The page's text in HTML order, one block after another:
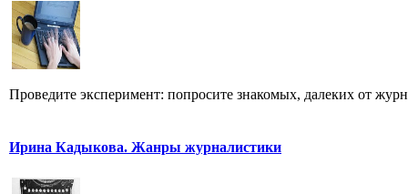
Проведите эксперимент: попросите знакомых, далеких от
Ирина Кадыкова. Жанры журналистики